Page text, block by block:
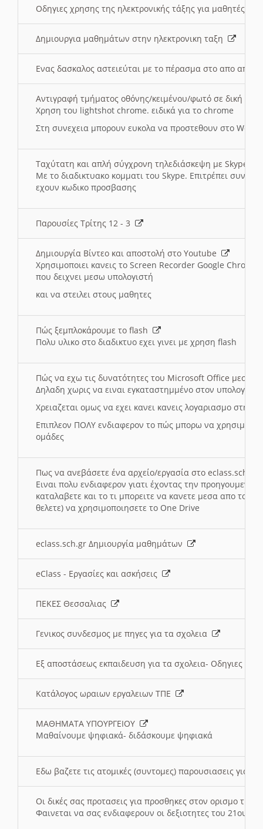
Οδηγιες χρησης της ηλεκτρονικής τάξης για μαθητές
Δημιουργια μαθημάτων στην ηλεκτρονικη ταξη
Ενας δασκαλος αστειεύται με το πέρασμα στο απο
Αντιγραφή τμήματος οθόνης/κειμένου/φωτό σε δική
Χρηση του lightshot chrome. ειδικά για το chrome
Στη συνεχεια μπορουν ευκολα να προστεθουν στο Word
Ταχύτατη και απλή σύγχρονη τηλεδιάσκεψη με Skype
Με το διαδικτυακο κομματι του Skype. Επιτρέπει
εχουν κωδικο προσβασης
Παρουσίες Τρίτης 12 - 3
Δημιουργία Βίντεο και αποστολή στο Youtube
Χρησιμοποιει κανεις το Screen Recorder Google Chrome
που δειχνει μεσω υπολογιστή
και να στειλει στους μαθητες
Πώς ξεμπλοκάρουμε το flash
Πολυ υλικο στο διαδικτυο εχει γινει με χρηση flash
Πώς να εχω τις δυνατότητες του Microsoft Office μεσω
Δηλαδη χωρις να ειναι εγκαταστημμένο στον
Χρειαζεται ομως να εχει κανει κανεις λογαριασμο στη
Επιπλεον ΠΟΛΥ ενδιαφερον το πώς μπορω να
ομάδες
Πως να ανεβάσετε ένα αρχείο/εργασία στο eclass.sch.gr
Ειναι πολυ ενδιαφερον γιατι έχοντας την
καταλαβετε και το τι μπορειτε να κανετε μεσα απο το
θελετε) να χρησιμοποιησετε το One Drive
eclass.sch.gr Δημιουργία μαθημάτων
eClass - Εργασίες και ασκήσεις
ΠΕΚΕΣ Θεσσαλιας
Γενικος συνδεσμος με πηγες για τα σχολεια
Εξ αποστάσεως εκπαιδευση για τα σχολεια- Οδηγιες
Κατάλογος ωραιων εργαλειων ΤΠΕ
ΜΑΘΗΜΑΤΑ ΥΠΟΥΡΓΕΙΟΥ
Μαθαίνουμε ψηφιακά- διδάσκουμε ψηφιακά
Εδω βαζετε τις ατομικές (συντομες) παρουσιασεις για
Οι δικές σας προτασεις για προσθηκες στον ορισμο
Φαινεται να σας ενδιαφερουν οι δεξιοτητες του 21ου